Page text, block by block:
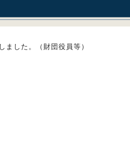
ました。（財団役員等）